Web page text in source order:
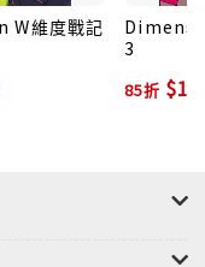
W維度戰記
3
85折